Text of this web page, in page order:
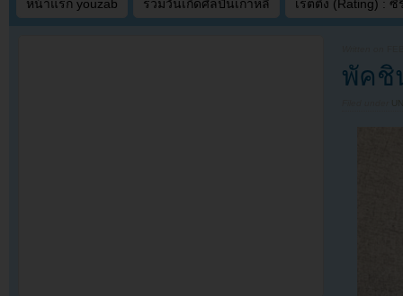
หน้าแรก youzab รวมวันเกิดศิลปินเกาหลี เรตติ้ง (Rating) : ซี
พัคชิ